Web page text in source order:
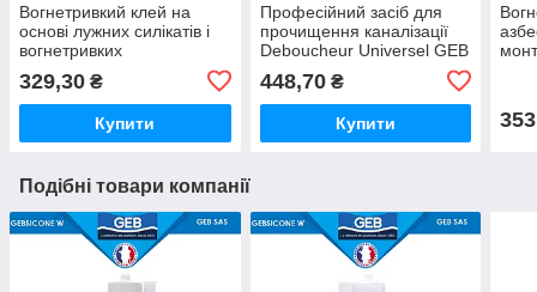
Вогнетривкий клей на
основі лужних силікатів і
вогнетривких
наповнювачів без азбесту
Collafeu GEB SAS 310 мл
329,30 ₴
Купити
Професійний засіб для
прочищення каналізації
Deboucheur Universel GEB
448,70₴
Купити
Подібні товари компанії